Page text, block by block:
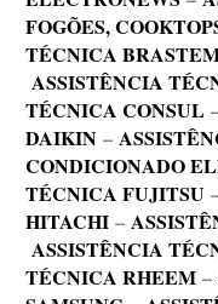
FOGÕES,
TÉCNICA
ASSISTÊNCIA
TÉCNICA CONSUL
DAIKIN –
CONDICIONADO
TÉCNICA FUJITSU
HITACHI –
ASSISTÊNCIA
TÉCNICA RHEEM –